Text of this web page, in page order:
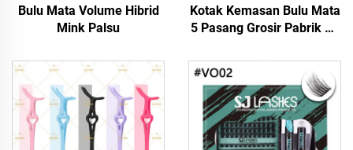
Bulu Mata Volume Hibrid
Mink Palsu
Kotak Kemasan Bulu Mata
5 Pasang Grosir Pabrik SJ
Ramah Lingkungan | Kotak
Tampilan Gantung Multi-
Paket dengan Logo
Kustom